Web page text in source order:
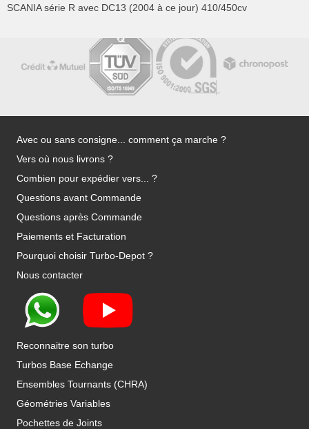
SCANIA série R avec DC13 (2004 à ce jour) 410/450cv
Avec ou sans consigne... comment ça marche ?
Vers où nous livrons ?
Combien pour expédier vers... ?
Questions avant Commande
Questions après Commande
Paiements et Facturation
Pourquoi choisir Turbo-Depot ?
Nous contacter
Reconnaitre son turbo
Turbos Base Echange
Ensembles Tournants (CHRA)
Géométries Variables
Pochettes de Joints